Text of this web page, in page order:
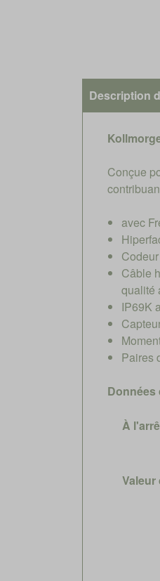
Description
Conçue
avec
Câble
qualité
IP69K
Paires
Données
À
Valeur